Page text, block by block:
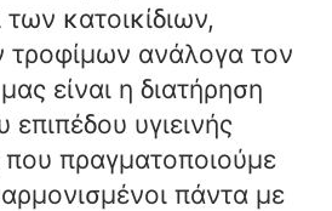
κατοικίδιων,
τροφίμων ανάλογα τον
είναι η διατήρηση
υγιεινής
πραγματοποιούμε
πάντα με